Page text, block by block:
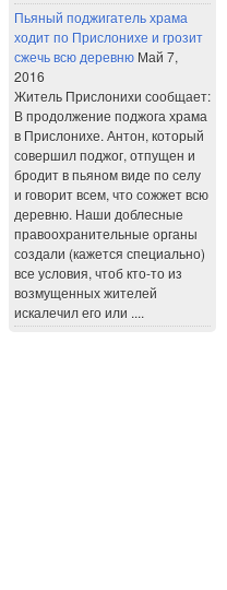
Пьяный поджигатель храма
ходит по Прислонихе и грозит
сжечь всю деревню Май 7,
2016
Житель Прислонихи сообщает:
В продолжение поджога храма
в Прислонихе. Антон, который
совершил поджог, отпущен и
бродит в пьяном виде по селу
и говорит всем, что сожжет всю
деревню. Наши доблесные
правоохранительные органы
создали (кажется специально)
все условия, чтоб кто-то из
возмущенных жителей
искалечил его или ....